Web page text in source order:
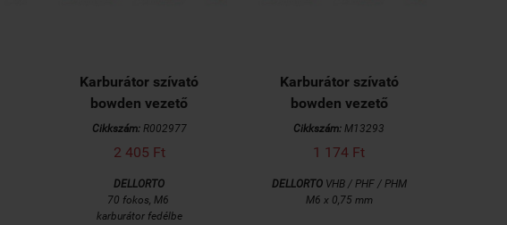
Karburátor szívató
bowden vezető
Cikkszám:R002977
2 405 Ft
DELLORTO
70 fokos, M6
karburátor fedélbe
Karburátor szívató
bowden vezető
Cikkszám: M13293
1 174 Ft
DELLORTO VHB / PHF / PHM
M6 x 0,75 mm